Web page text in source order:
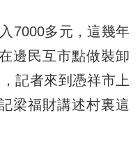
多元，這幾年
邊民互市點做裝卸
記者來到憑祥市上
梁福財講述村裏這